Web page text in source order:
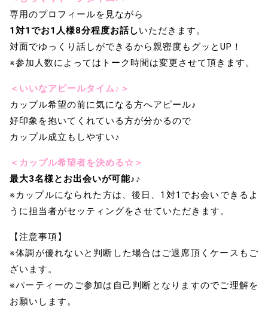
専用のプロフィールを見ながら
1対1でお1人様8分程度お話しいただきます。
対面でゆっくり話しができるから親密度もグッとUP！
※参加人数によってはトーク時間は変更させて頂きます。
＜いいなアピールタイム♪＞
カップル希望の前に気になる方へアピール♪
好印象を抱いてくれている方が分かるので
カップル成立もしやすい♪
＜カップル希望者を決める☆＞
最大3名様とお出会いが可能♪♪
※カップルになられた方は、後日、1対1でお会いできるよ
うに担当者がセッティングをさせていただきます。
【注意事項】
※体調が優れないと判断した場合はご退席頂くケースもご
ざいます。
※パーティーのご参加は自己判断となりますのでご理解を
お願いします。